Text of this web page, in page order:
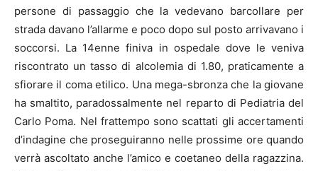
persone di passaggio che la vedevano barcollare per
strada davano l’allarme e poco dopo sul posto arrivavano i
soccorsi. La 14enne finiva in ospedale dove le veniva
riscontrato un tasso di alcolemia di 1.80, praticamente a
sfiorare il coma etilico. Una mega-sbronza che la giovane
ha smaltito, paradossalmente nel reparto di Pediatria del
Carlo Poma. Nel frattempo sono scattati gli accertamenti
d’indagine che proseguiranno nelle prossime ore quando
verrà ascoltato anche l’amico e coetaneo della ragazzina.